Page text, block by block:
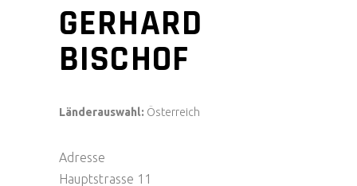
GERHARD
BISCHOF
Länderauswahl: Österreich
Adresse
Hauptstrasse 11